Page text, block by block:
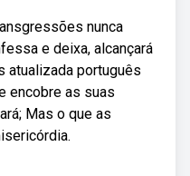
nunca
e deixa, alcançará
atualizada português
encobre as suas
Mas o que as